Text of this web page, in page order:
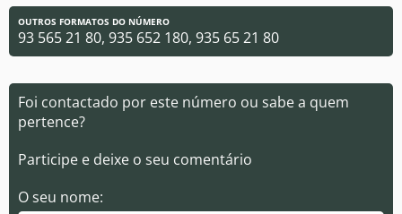
OUTROS FORMATOS DO NÚMERO
93 565 21 80, 935 652 180, 935 65 21 80
Foi contactado por este número ou sabe a quem
pertence?
Participe e deixe o seu comentário
O seu nome: